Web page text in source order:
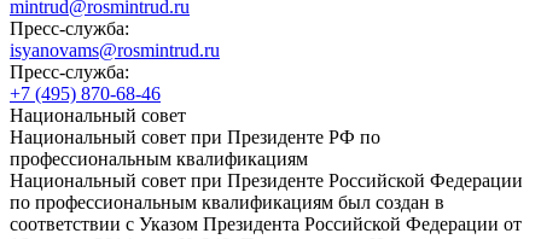
mintrud@rosmintrud.ru
Пресс-служба:
isyanovams@rosmintrud.ru
Пресс-служба:
+7 (495) 870-68-46
Национальный совет
Национальный совет при Президенте РФ по
профессиональным квалификациям
Национальный совет при Президенте Российской Федерации
по профессиональным квалификациям был создан в
соответствии с Указом Президента Российской Федерации от